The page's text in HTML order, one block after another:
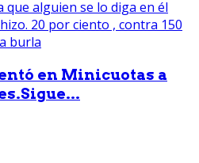
en Minicuotas a